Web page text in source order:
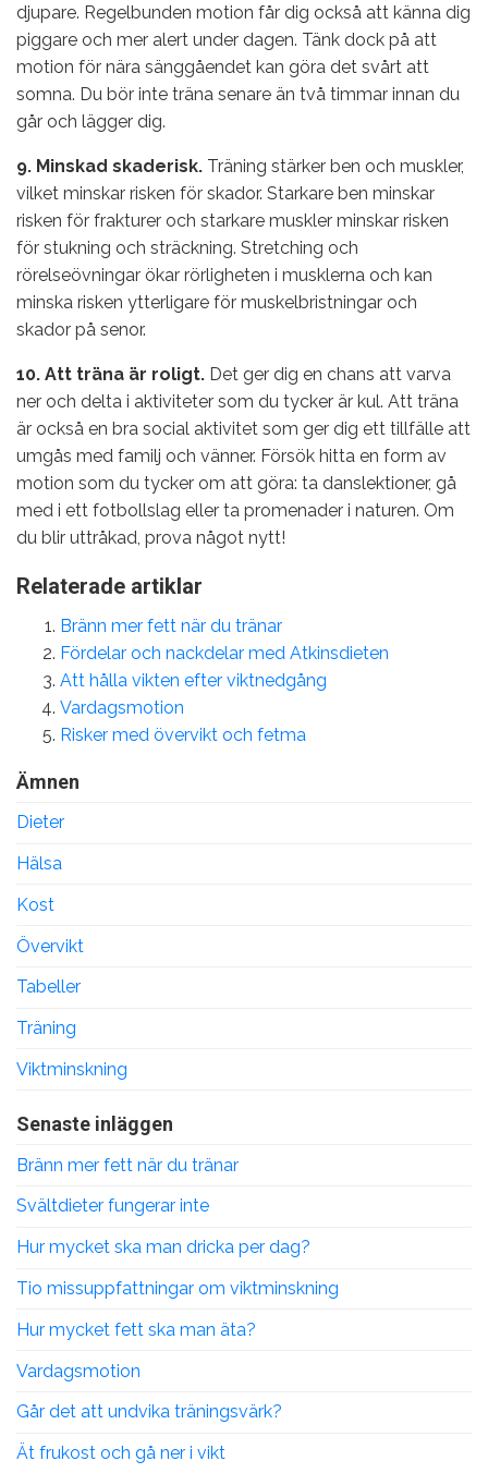
djupare. Regelbunden motion får dig också att känna dig
piggare och mer alert under dagen. Tänk dock på att
motion för nära sänggåendet kan göra det svårt att
somna. Du bör inte träna senare än två timmar innan du
går och lägger dig.
9. Minskad skaderisk. Träning stärker ben och muskler,
vilket minskar risken för skador. Starkare ben minskar
risken för frakturer och starkare muskler minskar risken
för stukning och sträckning. Stretching och
rörelseövningar ökar rörligheten i musklerna och kan
minska risken ytterligare för muskelbristningar och
skador på senor.
10. Att träna är roligt. Det ger dig en chans att varva
ner och delta i aktiviteter som du tycker är kul. Att träna
är också en bra social aktivitet som ger dig ett tillfälle att
umgås med familj och vänner. Försök hitta en form av
motion som du tycker om att göra: ta danslektioner, gå
med i ett fotbollslag eller ta promenader i naturen. Om
du blir uttråkad, prova något nytt!
Relaterade artiklar
Bränn mer fett när du tränar
Fördelar och nackdelar med Atkinsdieten
Att hålla vikten efter viktnedgång
Vardagsmotion
Risker med övervikt och fetma
Ämnen
Dieter
Hälsa
Kost
Övervikt
Tabeller
Träning
Viktminskning
Senaste inläggen
Bränn mer fett när du tränar
Svältdieter fungerar inte
Hur mycket ska man dricka per dag?
Tio missuppfattningar om viktminskning
Hur mycket fett ska man äta?
Vardagsmotion
Går det att undvika träningsvärk?
Ät frukost och gå ner i vikt